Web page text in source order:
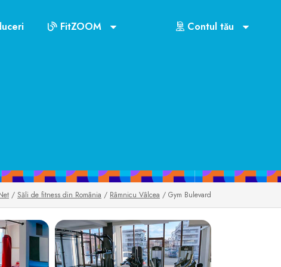
FitZOOM Contul tău
/ Săli de fitness din România / Râmnicu Vâlcea / Gym Bulevard